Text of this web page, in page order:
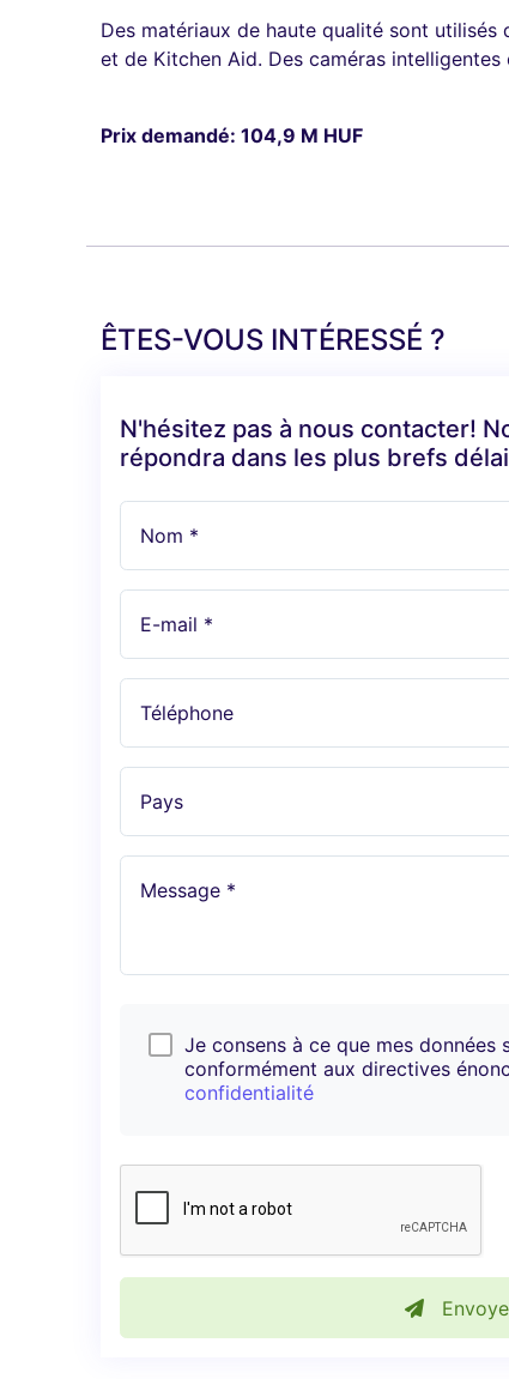
Des matériaux de haute qualité sont
et de Kitchen Aid. Des caméras
Prix demandé: 104,9 M HUF
ÊTES-VOUS INTÉRESSÉ ?
N'hésitez pas à nous contacter!
répondra dans les plus brefs
Nom *
E-mail *
Téléphone
Pays
Message *
Je consens à ce que mes données
conformément aux directives
confidentialité